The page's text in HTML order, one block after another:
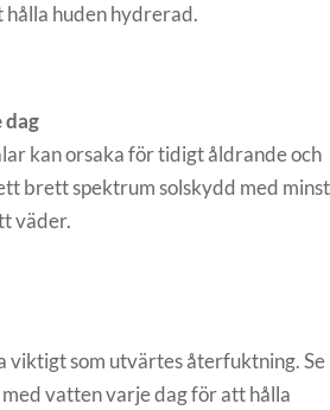
huden hydrerad.
dag
kan orsaka för tidigt åldrande och
brett spektrum solskydd med minst
väder.
viktigt som utvärtes återfuktning. Se
vatten varje dag för att hålla